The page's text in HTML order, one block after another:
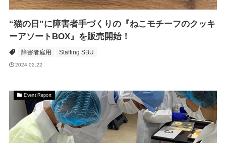
“猫の日”に障害者手づくりの『ねこモチーフのクッキ
ーアソートBOX』を販売開始！
障害者雇用 Staffing SBU
2024.02.22
Event Report